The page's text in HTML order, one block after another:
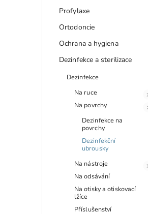
Profylaxe
Ortodoncie
Ochrana a hygiena
Dezinfekce a sterilizace
Dezinfekce
Na ruce
Na povrchy
Dezinfekce na
povrchy
Dezinfekční
ubrousky
Na nástroje
Na odsávání
Na otisky a otiskovací
lžíce
Příslušenství